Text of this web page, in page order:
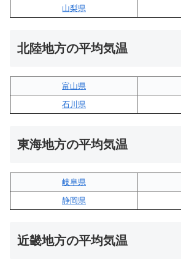
山梨県
北陸地方の平均気温
富山県
石川県
東海地方の平均気温
岐阜県
静岡県
近畿地方の平均気温